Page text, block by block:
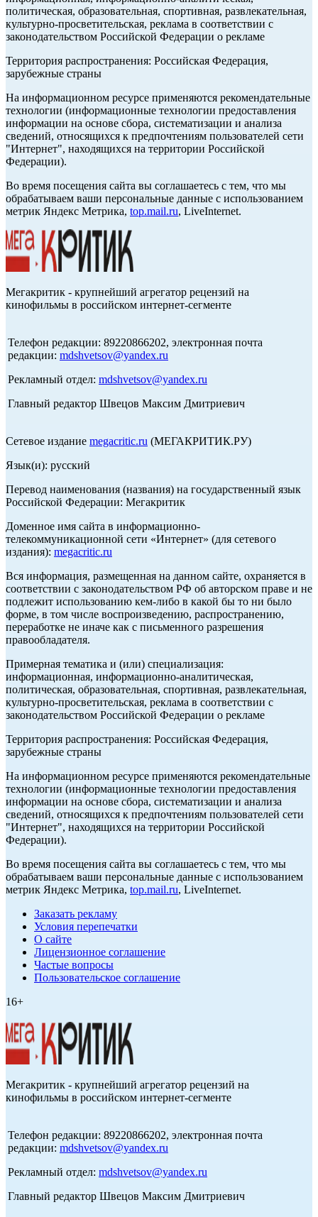
политическая, образовательная, спортивная, развлекательная,
культурно-просветительская, реклама в соответствии с
законодательством Российской Федерации о рекламе
Территория распространения: Российская Федерация,
зарубежные страны
На информационном ресурсе применяются рекомендательные
технологии (информационные технологии предоставления
информации на основе сбора, систематизации и анализа
сведений, относящихся к предпочтениям пользователей сети
"Интернет", находящихся на территории Российской
Федерации).
Во время посещения сайта вы соглашаетесь с тем, что мы
обрабатываем ваши персональные данные с использованием
метрик Яндекс Метрика, top.mail.ru, LiveInternet.
Мегакритик - крупнейший агрегатор рецензий на
кинофильмы в российском интернет-сегменте
Телефон редакции: 89220866202, электронная почта
редакции: mdshvetsov@yandex.ru
Рекламный отдел: mdshvetsov@yandex.ru
Главный редактор Швецов Максим Дмитриевич
Сетевое издание megacritic.ru (МЕГАКРИТИК.РУ)
Язык(и): русский
Перевод наименования (названия) на государственный язык
Российской Федерации: Мегакритик
Доменное имя сайта в информационно-
телекоммуникационной сети «Интернет» (для сетевого
издания): megacritic.ru
Вся информация, размещенная на данном сайте, охраняется в
соответствии с законодательством РФ об авторском праве и не
подлежит использованию кем-либо в какой бы то ни было
форме, в том числе воспроизведению, распространению,
переработке не иначе как с письменного разрешения
правообладателя.
Примерная тематика и (или) специализация:
информационная, информационно-аналитическая,
политическая, образовательная, спортивная, развлекательная,
культурно-просветительская, реклама в соответствии с
законодательством Российской Федерации о рекламе
Территория распространения: Российская Федерация,
зарубежные страны
На информационном ресурсе применяются рекомендательные
технологии (информационные технологии предоставления
информации на основе сбора, систематизации и анализа
сведений, относящихся к предпочтениям пользователей сети
"Интернет", находящихся на территории Российской
Федерации).
Во время посещения сайта вы соглашаетесь с тем, что мы
обрабатываем ваши персональные данные с использованием
метрик Яндекс Метрика, top.mail.ru, LiveInternet.
Заказать рекламу
Условия перепечатки
О сайте
Лицензионное соглашение
Частые вопросы
Пользовательское соглашение
16+
Мегакритик - крупнейший агрегатор рецензий на
кинофильмы в российском интернет-сегменте
Телефон редакции: 89220866202, электронная почта
редакции: mdshvetsov@yandex.ru
Рекламный отдел: mdshvetsov@yandex.ru
Главный редактор Швецов Максим Дмитриевич